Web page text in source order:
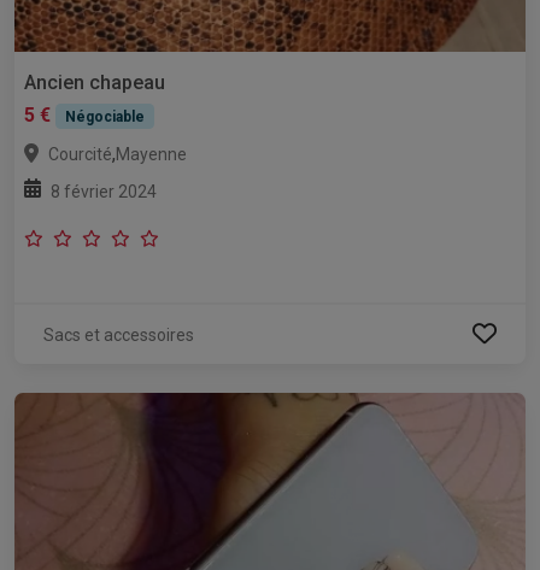
Ancien chapeau
5 €
Négociable
Courcité,Mayenne
8 février 2024
Sacs et accessoires